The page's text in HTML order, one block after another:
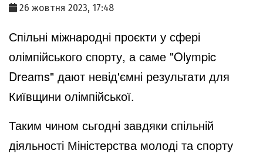
26 жовтня 2023, 17:48
Спільні міжнародні проєкти у сфері
олімпійського спорту, а саме "Olympic
Dreams" дают невід'ємні результати для
Київщини олімпійської.
Таким чином сьгодні завдяки спільній
діяльності Міністерства молоді та спорту